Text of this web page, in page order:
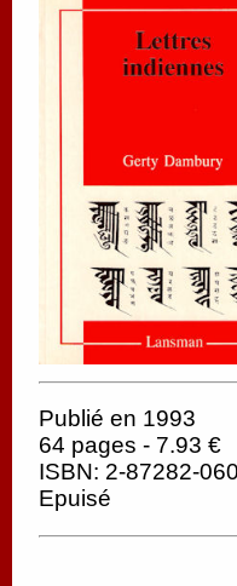
Publié en 1993
64 pages - 7.93 €
ISBN: 2-87282-
Epuisé